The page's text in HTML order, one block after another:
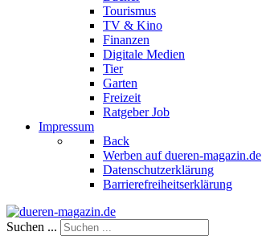
Tourismus
TV & Kino
Finanzen
Digitale Medien
Tier
Garten
Freizeit
Ratgeber Job
Impressum
Back
Werben auf dueren-magazin.de
Datenschutzerklärung
Barrierefreiheitserklärung
Suchen ...